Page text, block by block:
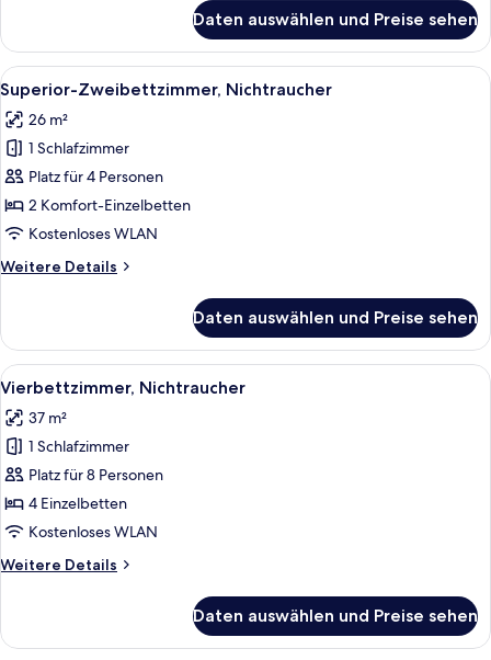
Nichtraucher
(Hollywood
Twin
Style)
Daten auswählen und Preise sehen
Alle
Fotos
für
Superior-
Zweibettzimmer,
Nichtraucher
anzeigen
Ein Hotelzimmer mit Bett, Nachttisch
6
Superior-Zweibettzimmer, Nichtraucher
26 m²
1 Schlafzimmer
Platz für 4 Personen
2 Komfort-Einzelbetten
Kostenloses WLAN
Weitere Details
Weitere
Zweibettzimmer,
Nichtraucher
Daten auswählen und Preise sehen
Alle
Fotos
für
Vierbettzimmer,
Nichtraucher
anzeigen
Ein Hotelzimmer mit einer Couch,
8
Vierbettzimmer, Nichtraucher
37 m²
1 Schlafzimmer
Platz für 8 Personen
4 Einzelbetten
Kostenloses WLAN
Weitere Details
Weitere
Nichtraucher
Daten auswählen und Preise sehen